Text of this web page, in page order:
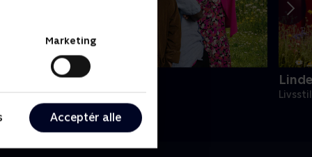
Marketing
Acceptér alle
Ups, vi er voksne
• 4 sæsoner